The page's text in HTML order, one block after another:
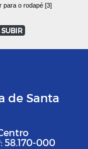
Ir para o rodapé [3]
SUBIR
de Santa
58.170-000